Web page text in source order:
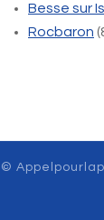
Besse sur
Rocbaron
©